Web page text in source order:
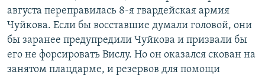
августа переправилась 8-я гвардейская армия
Чуйкова. Если бы восставшие думали головой, они
бы заранее предупредили Чуйкова и призвали бы
его не форсировать Вислу. Но он оказался скован на
занятом плацдарме, и резервов для помощи